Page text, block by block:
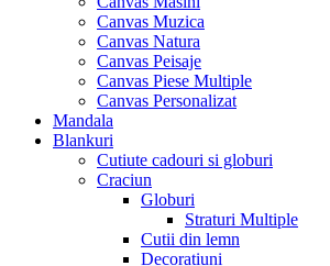
Canvas Muzica
Canvas Natura
Canvas Peisaje
Canvas Piese Multiple
Canvas Personalizat
Mandala
Blankuri
Cutiute cadouri si globuri
Craciun
Globuri
Straturi Multiple
Cutii din lemn
Decoratiuni